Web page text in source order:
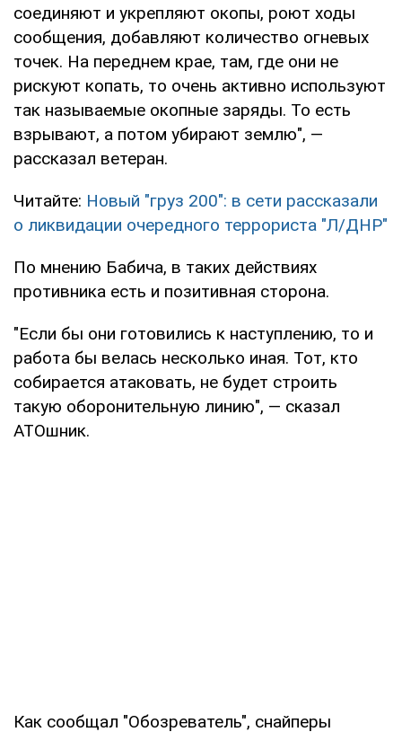
соединяют и укрепляют окопы, роют ходы
сообщения, добавляют количество огневых
точек. На переднем крае, там, где они не
рискуют копать, то очень активно используют
так называемые окопные заряды. То есть
взрывают, а потом убирают землю", —
рассказал ветеран.
Читайте: Новый "груз 200": в сети рассказали
о ликвидации очередного террориста "Л/ДНР"
По мнению Бабича, в таких действиях
противника есть и позитивная сторона.
"Если бы они готовились к наступлению, то и
работа бы велась несколько иная. Тот, кто
собирается атаковать, не будет строить
такую оборонительную линию", — сказал
АТОшник.
Как сообщал "Обозреватель", снайперы